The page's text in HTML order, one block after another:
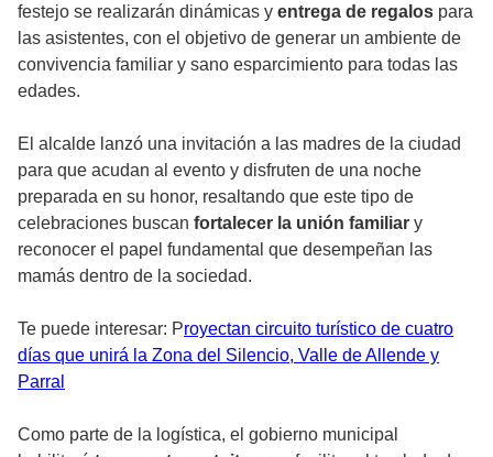
festejo se realizarán dinámicas y entrega de regalos para
las asistentes, con el objetivo de generar un ambiente de
convivencia familiar y sano esparcimiento para todas las
edades.
El alcalde lanzó una invitación a las madres de la ciudad
para que acudan al evento y disfruten de una noche
preparada en su honor, resaltando que este tipo de
celebraciones buscan fortalecer la unión familiar y
reconocer el papel fundamental que desempeñan las
mamás dentro de la sociedad.
Te puede interesar: Proyectan circuito turístico de cuatro
días que unirá la Zona del Silencio, Valle de Allende y
Parral
Como parte de la logística, el gobierno municipal